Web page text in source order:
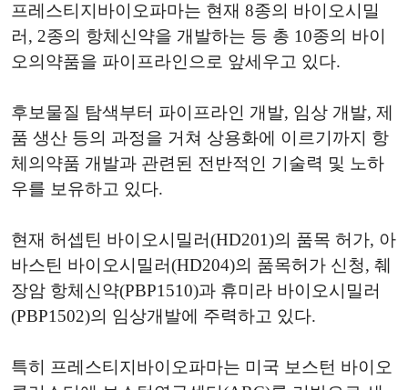
프레스티지바이오파마는 현재 8종의 바이오시밀
러, 2종의 항체신약을 개발하는 등 총 10종의 바이
오의약품을 파이프라인으로 앞세우고 있다.
후보물질 탐색부터 파이프라인 개발, 임상 개발, 제
품 생산 등의 과정을 거쳐 상용화에 이르기까지 항
체의약품 개발과 관련된 전반적인 기술력 및 노하
우를 보유하고 있다.
현재 허셉틴 바이오시밀러(HD201)의 품목 허가, 아
바스틴 바이오시밀러(HD204)의 품목허가 신청, 췌
장암 항체신약(PBP1510)과 휴미라 바이오시밀러
(PBP1502)의 임상개발에 주력하고 있다.
특히 프레스티지바이오파마는 미국 보스턴 바이오